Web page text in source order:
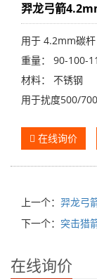
羿龙弓箭
用于 4.2mm碳杆
重量： 90-100-
材料： 不锈钢
用于扰度500/
在线询价
上一个： 羿龙弓
下一个： 突击猎
在线询价